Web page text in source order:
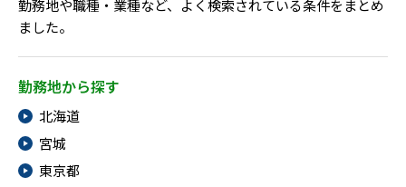
勤務地や職種・業種など、よく検索されている条件をまとめ
ました。
勤務地から探す
北海道
宮城
東京都